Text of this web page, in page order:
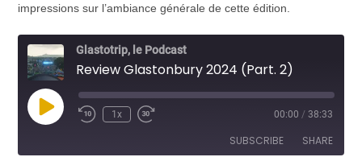
impressions sur l’ambiance générale de cette édition.
Glastotrip, le Podcast
Review Glastonbury 2024 (Part. 2)
Play
Episode
1x 00:00 / 38:33
SUBSCRIBE SHARE